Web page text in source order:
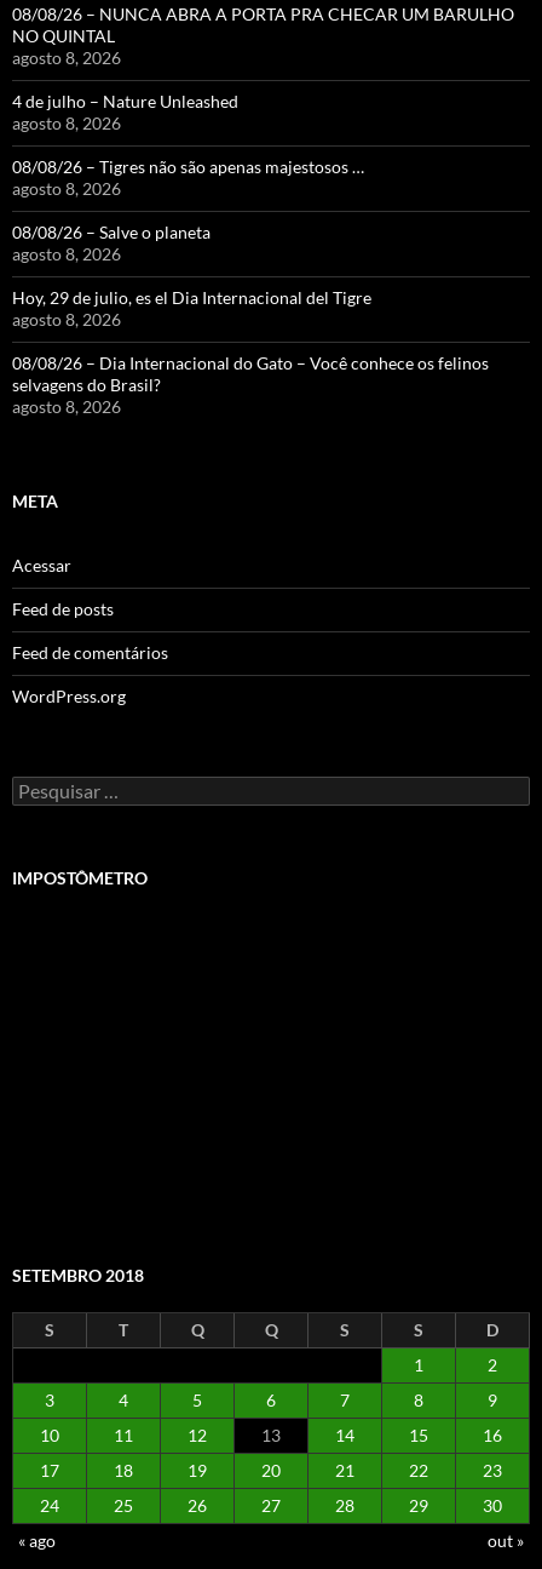
08/08/26 – NUNCA ABRA A PORTA PRA CHECAR UM BARULHO
NO QUINTAL
agosto 8, 2026
4 de julho – Nature Unleashed
agosto 8, 2026
08/08/26 – Tigres não são apenas majestosos …
agosto 8, 2026
08/08/26 – Salve o planeta
agosto 8, 2026
Hoy, 29 de julio, es el Dia Internacional del Tigre
agosto 8, 2026
08/08/26 – Dia Internacional do Gato – Você conhece os felinos
selvagens do Brasil?
agosto 8, 2026
META
Acessar
Feed de posts
Feed de comentários
WordPress.org
Pesquisar
por:
IMPOSTÔMETRO
SETEMBRO 2018
S T Q Q S S
D
1
2
3
4 5 6 7 8
9
10
11 12 13 14 15
16
17
18 19 20 21 22
23
24
25 26 27 28 29
30
« ago
out »